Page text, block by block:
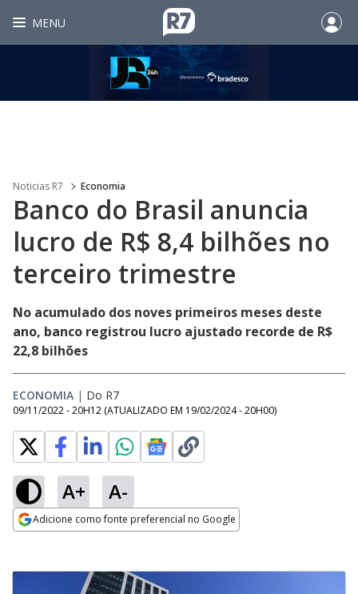
MENU
Noticias R7 Economia
Banco do Brasil anuncia
lucro de R$ 8,4 bilhões no
terceiro trimestre
No acumulado dos noves primeiros meses deste
ano, banco registrou lucro ajustado recorde de R$
22,8 bilhões
ECONOMIA | Do R7
09/11/2022 - 20H12 (ATUALIZADO EM 19/02/2024 - 20H00)
A+ A-
Adicione como fonte preferencial no Google